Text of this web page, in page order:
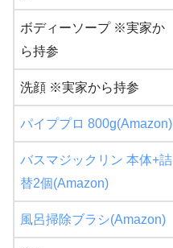
ボディーソープ ※実家か
ら持参
洗顔 ※実家から持参
パイププロ 800g(Amazon)
バスマジックリン 本体+詰
替2個(Amazon)
風呂掃除ブラシ(Amazon)